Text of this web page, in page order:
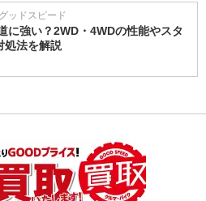
グッドスピード
に強い？2WD・4WDの性能やスタ
処法を解説